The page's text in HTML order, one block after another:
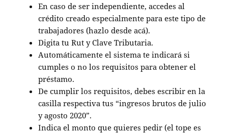
En caso de ser independiente, accedes al
crédito creado especialmente para este tipo de
trabajadores (hazlo desde acá).
Digita tu Rut y Clave Tributaria.
Automáticamente el sistema te indicará si
cumples o no los requisitos para obtener el
préstamo.
De cumplir los requisitos, debes escribir en la
casilla respectiva tus “ingresos brutos de julio
y agosto 2020”.
Indica el monto que quieres pedir (el tope es